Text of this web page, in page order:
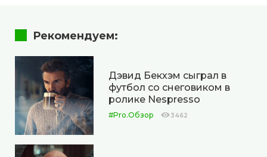
Рекомендуем:
Дэвид Бекхэм сыграл в
футбол со снеговиком в
ролике Nespresso
#Pro.Обзор 3462